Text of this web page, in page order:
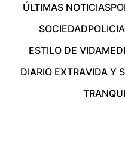
ÚLTIMAS NOTICIAS
SOCIEDAD
ESTILO DE VIDA
DIARIO EXTRAVIDA Y